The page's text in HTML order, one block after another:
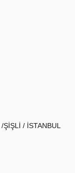
/ İSTANBUL